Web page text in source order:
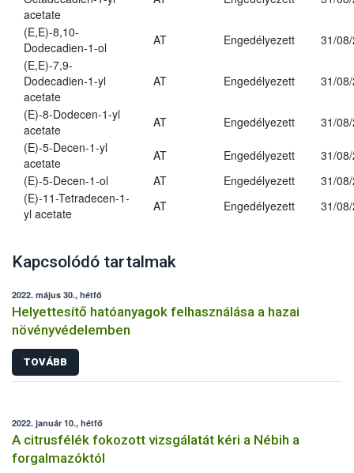
acetate
(E,E)-8,10-
Dodecadien-1-ol
AT Engedélyezett
31/
(E,E)-7,9-
Dodecadien-1-yl
acetate
AT Engedélyezett 31/
(E)-8-Dodecen-1-yl
acetate
AT Engedélyezett
31/
(E)-5-Decen-1-yl
acetate
AT Engedélyezett
31/
(E)-5-Decen-1-ol
AT Engedélyezett
31/
(E)-11-Tetradecen-1-
yl acetate
AT Engedélyezett 31/
Kapcsolódó tartalmak
2022. május 30., hétfő
Helyettesítő hatóanyagok felhasználása a hazai
növényvédelemben
TOVÁBB
2022. január 10., hétfő
A citrusfélék fokozott vizsgálatát kéri a Nébih a
forgalmazóktól